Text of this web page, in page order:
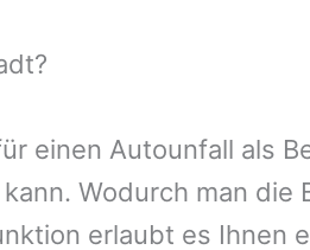
einen Autounfall als
Wodurch man die
erlaubt es Ihnen